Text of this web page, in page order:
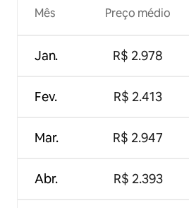
Mês
Jan.
Fev.
Mar.
Abr.
Preço médio
R$ 2.978
R$ 2.413
R$ 2.947
R$ 2.393